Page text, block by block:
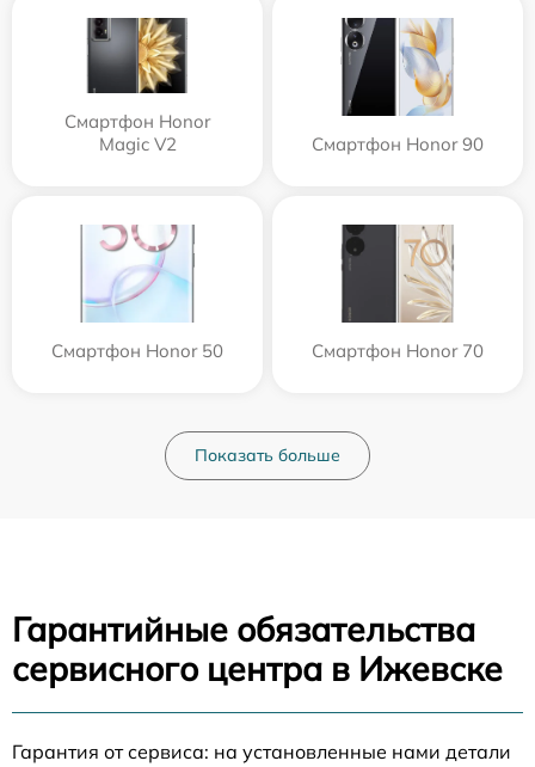
Смартфон Honor
Magic V2
Смартфон Honor 90
Смартфон Honor 50 Смартфон Honor 70
Показать больше
Гарантийные обязательства
сервисного центра в Ижевске
Гарантия от сервиса: на установленные нами детали